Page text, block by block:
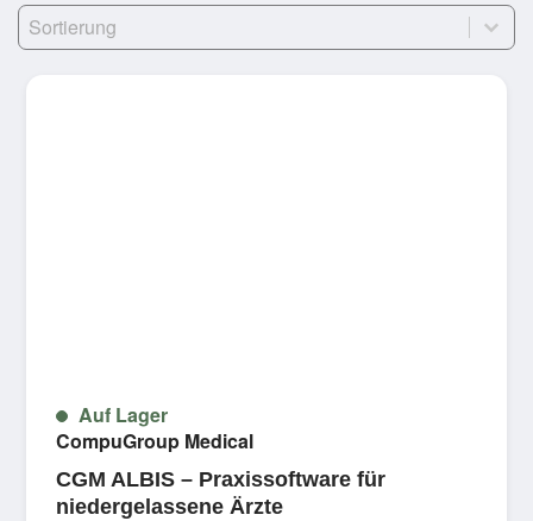
Sort
Sort content
Auf Lager
CompuGroup Medical
CGM ALBIS – Praxissoftware für
niedergelassene Ärzte